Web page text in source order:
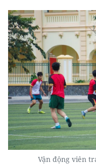
Vận động viên